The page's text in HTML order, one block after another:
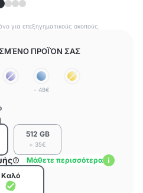
για επεξηγηματικούς σκοπούς.
ΠΡΟΪΌΝ ΣΑΣ
- 48€
512 GB
+ 35€
Μάθετε περισσότερα
Καλό